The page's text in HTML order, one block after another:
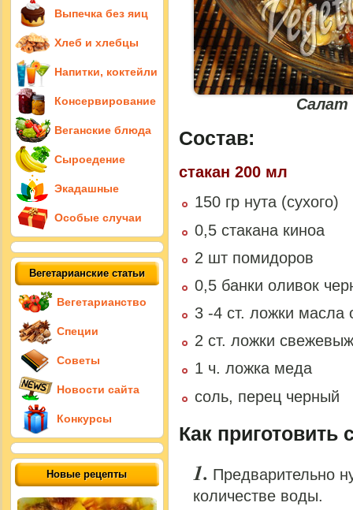
Салат
Состав:
стакан 200 мл
150 гр нута (сухого)
0,5 стакана киноа
2 шт помидоров
0,5 банки оливок
3 -4 ст. ложки масла
2 ст. ложки
1 ч. ложка меда
соль, перец черный
Как приготовить
Предварительно
количестве воды.
Выпечка без яиц
Хлеб и хлебцы
Напитки, коктейли
Консервирование
Веганские блюда
Сыроедение
Экадашные
Особые случаи
Вегетарианские статьи
Вегетарианство
Специи
Советы
Новости сайта
Конкурсы
Новые рецепты